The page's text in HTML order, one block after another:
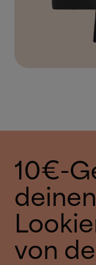
10€-
von